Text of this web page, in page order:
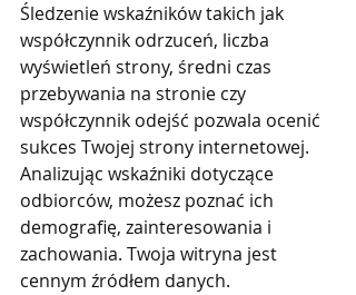
Śledzenie wskaźników takich jak
współczynnik odrzuceń, liczba
wyświetleń strony, średni czas
przebywania na stronie czy
współczynnik odejść pozwala ocenić
sukces Twojej strony internetowej.
Analizując wskaźniki dotyczące
odbiorców, możesz poznać ich
demografię, zainteresowania i
zachowania. Twoja witryna jest
cennym źródłem danych.